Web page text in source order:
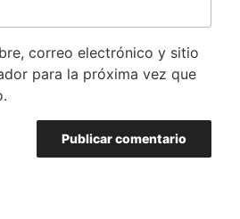
correo electrónico y sitio
para la próxima vez que